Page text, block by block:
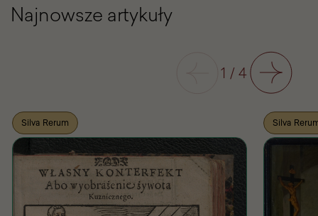
Najnowsze artykuły
1 /4 Następny
Silva Rerum Silva